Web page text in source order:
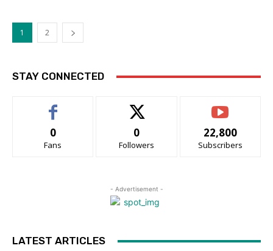
1 2
STAY CONNECTED
0
Fans
0
Followers
22,800
Subscribers
- Advertisement -
LATEST ARTICLES